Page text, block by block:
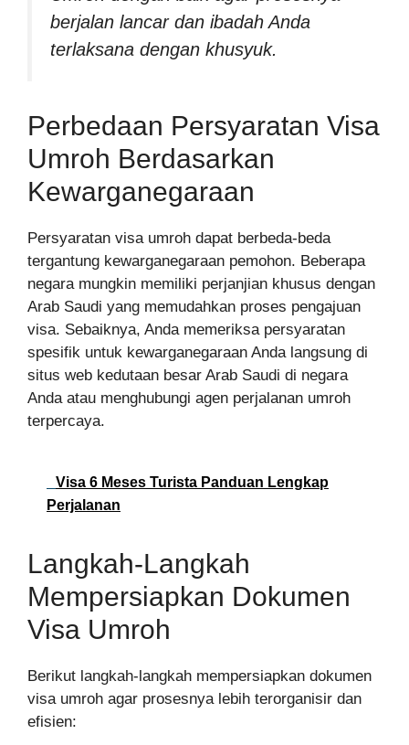
berjalan lancar dan ibadah Anda
terlaksana dengan khusyuk.
Perbedaan Persyaratan Visa
Umroh Berdasarkan
Kewarganegaraan
Persyaratan visa umroh dapat berbeda-beda
tergantung kewarganegaraan pemohon. Beberapa
negara mungkin memiliki perjanjian khusus dengan
Arab Saudi yang memudahkan proses pengajuan
visa. Sebaiknya, Anda memeriksa persyaratan
spesifik untuk kewarganegaraan Anda langsung di
situs web kedutaan besar Arab Saudi di negara
Anda atau menghubungi agen perjalanan umroh
terpercaya.
Visa 6 Meses Turista Panduan Lengkap
Perjalanan
Langkah-Langkah
Mempersiapkan Dokumen
Visa Umroh
Berikut langkah-langkah mempersiapkan dokumen
visa umroh agar prosesnya lebih terorganisir dan
efisien: